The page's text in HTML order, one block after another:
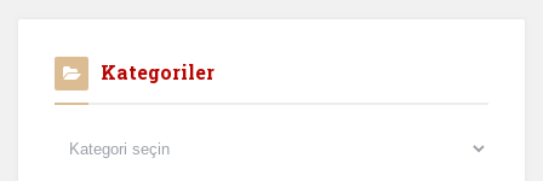
Kategoriler
Kategoriler